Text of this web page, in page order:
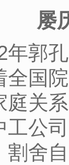
屡
年郭
全国
庭关
工公
割舍